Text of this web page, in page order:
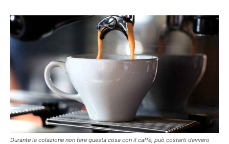
Durante la colazione non fare questa cosa con il caffè, può costarti davvero